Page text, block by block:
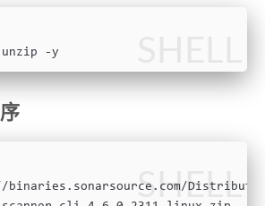
-y
SHELL